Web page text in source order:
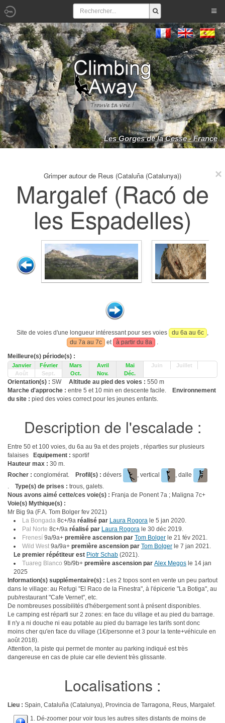
Les Gorges de la Cesse - France
Grimper autour de Reus (Cataluña (Catalunya))
Margalef (Racó de
les Espadelles)
Site de voies d'une longueur intéressant pour ses voies du 6a au 6c ,
du 7a au 7c
et à partir du 8a
.
Meilleure(s) période(s) :
Janvier Février Mars Avril Mai Juin
Juillet
Août
Sept. Oct. Nov. Déc.
Orientation(s) : SW Altitude au pied des voies : 550 m
Marche d'approche : entre 5 et 10 min en descente facile.
Environnement
du site : pied des voies correct pour les jeunes enfants.
Description de l'escalade :
Entre 50 et 100 voies, du 6a au 9a et des projets , réparties sur plusieurs
falaises
Equipement : sportif
Hauteur max : 30 m.
Rocher : conglomérat. Profil(s) : dévers , vertical
, dalle
. Type(s) de prises : trous, galets.
Nous avons aimé cette/ces voie(s) : Franja de Ponent 7a ; Maligna 7c+
Voie(s) Mythique(s) :
Mr Big 9a (F.A. Tom Bolger fev 2021)
La Bongada 8c+/9a réalisé par Laura Rogora le 5 jan 2020.
Pal Norte 8c+/9a réalisé par Laura Rogora le 30 déc 2019.
Frenesí 9a/9a+ première ascension par Tom Bolger le 21 fév 2021.
Wild West 9a/9a+ première ascension par Tom Bolger le 7 jan 2021.
Le premier répétiteur est Piotr Schab (2021).
Tuareg Blanco 9b/9b+ première ascension par Alex Megos le 14 jan
2025
Information(s) supplémentaire(s) : Les 2 topos sont en vente un peu partout
dans le village: au Refugi "El Raco de la Finestra", à l'épicerie "La Botiga", au
pub/restaurant "Cafe Vernet", etc.
De nombreuses possibilités d'hébergement sont à présent disponibles.
Le camping est réparti sur 2 zones: en face du village et au pied du barrage.
Il n'y a ni douche ni eau potable au pied du barrage les tarifs sont donc
moins cher qu'en face du village (1€/personne et 3 pour la tente+véhicule en
août 2018).
Attention, la piste qui permet de monter au parking indiqué est très
dangereuse en cas de pluie car elle devient très glissante.
Localisations :
Lieu : Spain, Cataluña (Catalunya), Provincia de Tarragona, Reus, Margalef.
1. Dé-zoomer pour voir tous les autres sites distants de moins de